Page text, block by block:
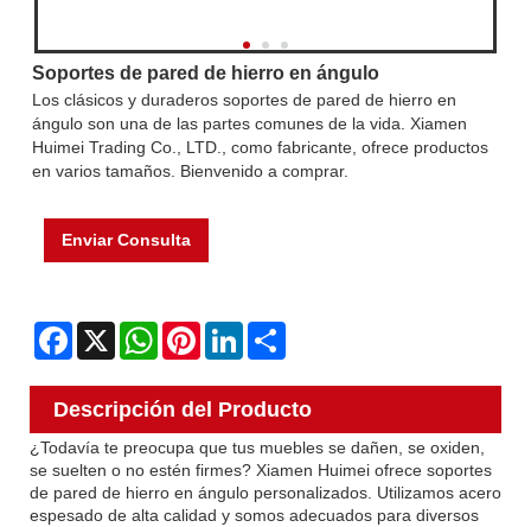
Soportes de pared de hierro en ángulo
Los clásicos y duraderos soportes de pared de hierro en
ángulo son una de las partes comunes de la vida. Xiamen
Huimei Trading Co., LTD., como fabricante, ofrece productos
en varios tamaños. Bienvenido a comprar.
Enviar Consulta
Facebook
X WhatsAppPinterestLinkedIn
Descripción del Producto
¿Todavía te preocupa que tus muebles se dañen, se oxiden,
se suelten o no estén firmes? Xiamen Huimei ofrece soportes
de pared de hierro en ángulo personalizados. Utilizamos acero
espesado de alta calidad y somos adecuados para diversos